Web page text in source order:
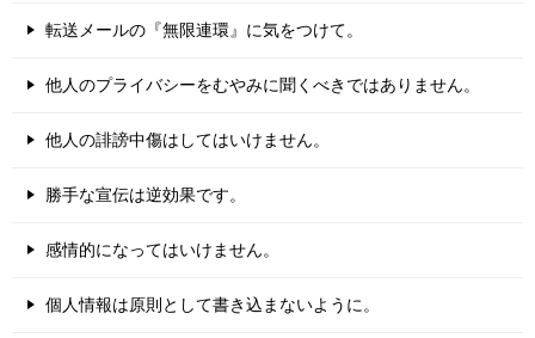
転送メールの『無限連環』に気をつけて。
他人のプライバシーをむやみに聞くべきではありません。
他人の誹謗中傷はしてはいけません。
勝手な宣伝は逆効果です。
感情的になってはいけません。
個人情報は原則として書き込まないように。